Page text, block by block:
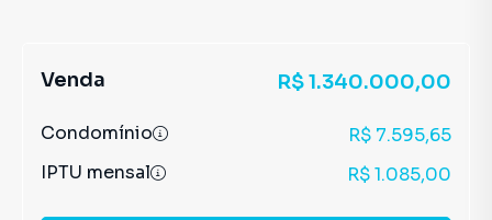
Venda R$ 1.340.000,00
Condomínio
R$ 7.595,65
IPTU mensal
R$ 1.085,00